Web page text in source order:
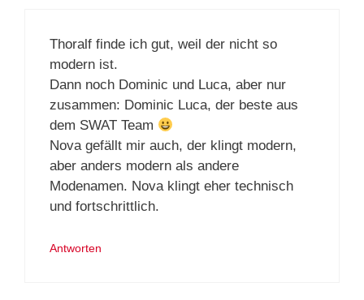
Thoralf finde ich gut, weil der nicht so
modern ist.
Dann noch Dominic und Luca, aber nur
zusammen: Dominic Luca, der beste aus
dem SWAT Team
Nova gefällt mir auch, der klingt modern,
aber anders modern als andere
Modenamen. Nova klingt eher technisch
und fortschrittlich.
Antworten